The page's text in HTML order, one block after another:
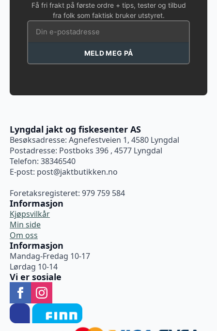
Få fri frakt på første ordre + tips, tester og tilbud
fra folk som faktisk bruker utstyret.
MELD MEG PÅ
Lyngdal jakt og fiskesenter AS
Besøksadresse: Agnefestveien 1, 4580 Lyngdal
Postadresse: Postboks 396 , 4577 Lyngdal
Telefon: 38346540
E-post: post@jaktbutikken.no
Foretaksregisteret: 979 759 584
Informasjon
Kjøpsvilkår
Min side
Om oss
Informasjon
Mandag-Fredag 10-17
Lørdag 10-14
Vi er sosiale